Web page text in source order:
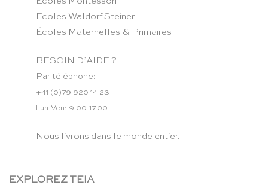
Ecoles Waldorf Steiner
Écoles Maternelles & Primaires
BESOIN D’AIDE ?
Par téléphone:
+41 (0)79 920 14 23
Lun-Ven: 9.00-17.00
Nous livrons dans le monde entier.
EXPLOREZ TEIA